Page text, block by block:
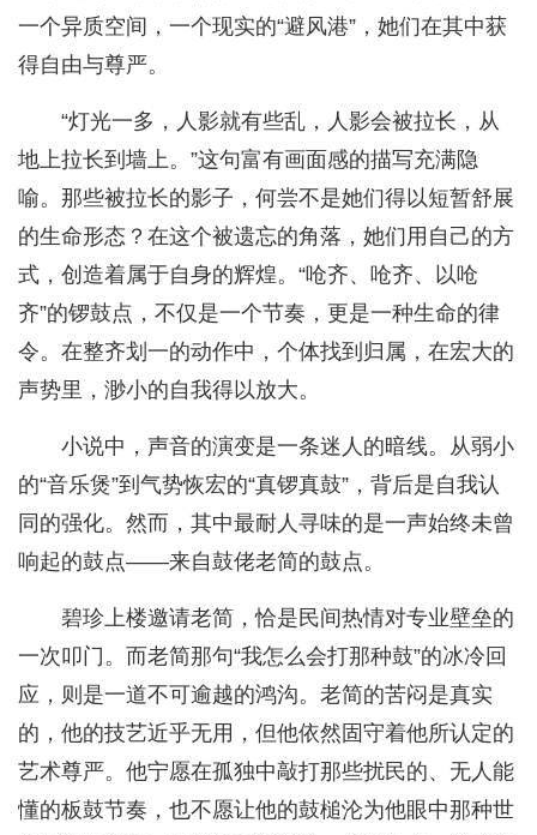
一个异质空间，一个现实的“避风港”，她们在其中获
得自由与尊严。
“灯光一多，人影就有些乱，人影会被拉长，从
地上拉长到墙上。”这句富有画面感的描写充满隐
喻。那些被拉长的影子，何尝不是她们得以短暂舒展
的生命形态？在这个被遗忘的角落，她们用自己的方
式，创造着属于自身的辉煌。“呛齐、呛齐、以呛
齐”的锣鼓点，不仅是一个节奏，更是一种生命的律
令。在整齐划一的动作中，个体找到归属，在宏大的
声势里，渺小的自我得以放大。
小说中，声音的演变是一条迷人的暗线。从弱小
的“音乐煲”到气势恢宏的“真锣真鼓”，背后是自我认
同的强化。然而，其中最耐人寻味的是一声始终未曾
响起的鼓点——来自鼓佬老简的鼓点。
碧珍上楼邀请老简，恰是民间热情对专业壁垒的
一次叩门。而老简那句“我怎么会打那种鼓”的冰冷回
应，则是一道不可逾越的鸿沟。老简的苦闷是真实
的，他的技艺近乎无用，但他依然固守着他所认定的
艺术尊严。他宁愿在孤独中敲打那些扰民的、无人能
懂的板鼓节奏，也不愿让他的鼓槌沦为他眼中那种世